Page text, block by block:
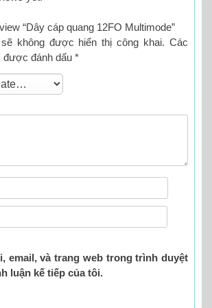
“Dây cáp quang 12FO Multimode”
không được hiển thị công khai. Các
được đánh dấu *
email, và trang web trong trình duyệt
luận kế tiếp của tôi.